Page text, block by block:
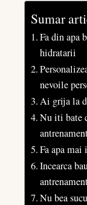
Sumar
Fa din apa
hidratarii
nevoile
Ai grija la
Nu iti bate
Fa apa mai
Incearca
Nu bea